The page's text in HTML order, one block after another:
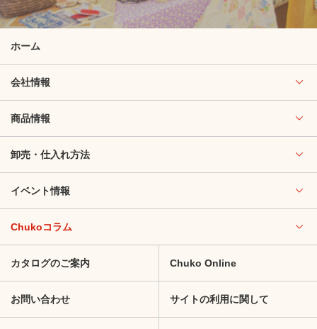
ホーム
会社情報
商品情報
卸売・仕入れ方法
イベント情報
Chukoコラム
カタログのご案内 Chuko Online
お問い合わせ サイトの利用に関して